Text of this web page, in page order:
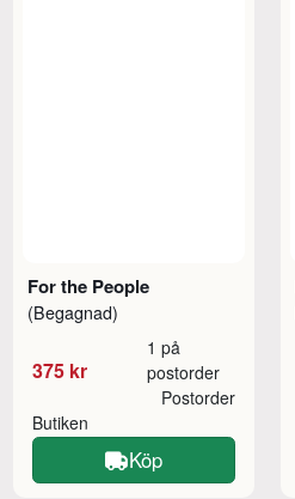
For the People
(Begagnad)
375 kr
1 på
postorder
Butiken
Postorder
Köp